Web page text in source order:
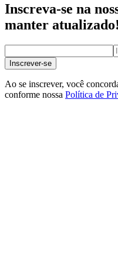
Inscreva-se na
manter atualizado!
Inscrever-se
Ao se inscrever, você
conforme nossa Política de